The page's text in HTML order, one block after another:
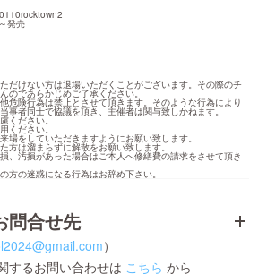
発売
だけない方は退場いただくことがございます。その際のチ
のであらかじめご了承ください。
危険行為は禁止とさせて頂きます。そのような行為により
事者同士で協議を頂き、主催者は関与致しかねます。
ください。
ください。
場をしていただきますようにお願い致します。
方は溜まらずに解散をお願い致します。
、汚損があった場合はご本人へ修繕費の請求をさせて頂き
方の迷惑になる行為はお辞め下さい。
問合せ先
）
するお問い合わせは こちら から